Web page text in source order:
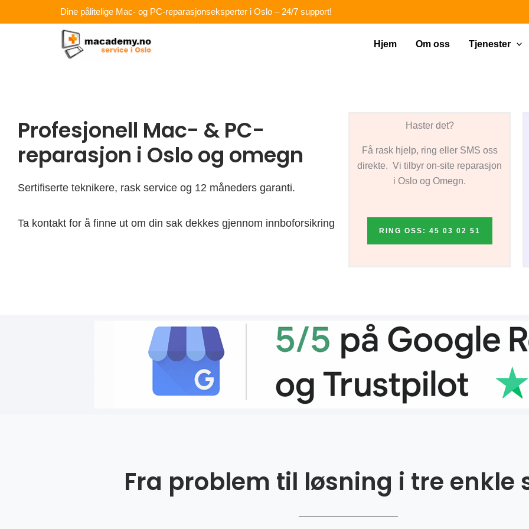
rett
Dine pålitelige Mac- og PC-reparasjonseksperter i Oslo – 24/7 support!
Hjem Om oss Tjenester
Profesjonell Mac- & PC-
reparasjon i Oslo og omegn
Sertifiserte teknikere, rask service og 12 måneders garanti.
Ta kontakt for å finne ut om din sak dekkes gjennom innboforsikring
Haster det?
Få rask hjelp, ring eller SMS oss
direkte. Vi tilbyr on-site reparasjon
i Oslo og Omegn.
RING OSS: 45 03 02 51
Fra problem til løsning i tre enkle